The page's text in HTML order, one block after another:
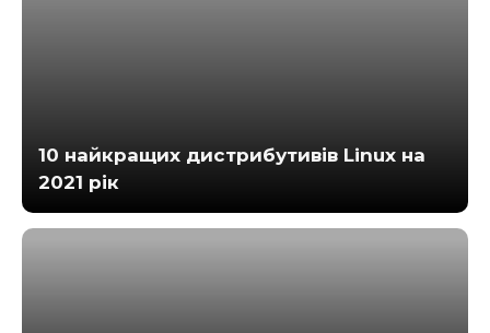
10 найкращих дистрибутивів Linux на
2021 рік